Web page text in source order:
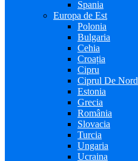
Spania
Europa de Est
Polonia
Bulgaria
Cehia
Croația
Cipru
Ciprul De Nord
Estonia
Grecia
România
Slovacia
Turcia
Ungaria
Ucraina